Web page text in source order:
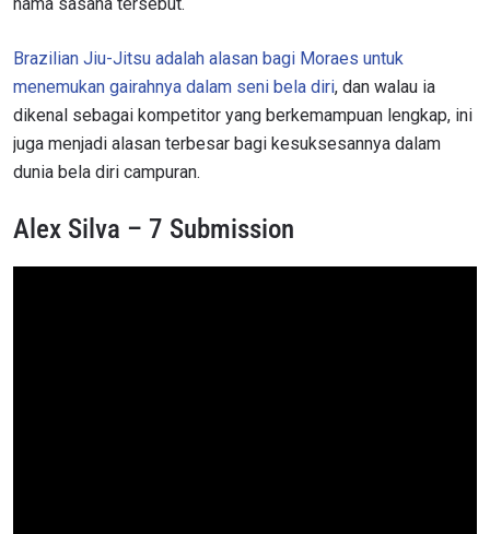
nama sasana tersebut.
Brazilian Jiu-Jitsu adalah alasan bagi Moraes untuk
menemukan gairahnya dalam seni bela diri, dan walau ia
dikenal sebagai kompetitor yang berkemampuan lengkap, ini
juga menjadi alasan terbesar bagi kesuksesannya dalam
dunia bela diri campuran.
Alex Silva – 7 Submission